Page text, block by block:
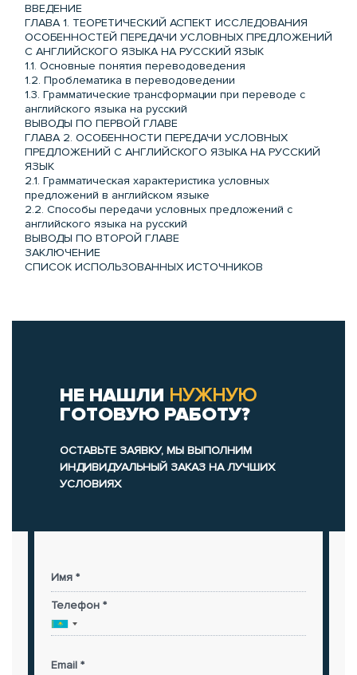
ВВЕДЕНИЕ
ГЛАВА 1. ТЕОРЕТИЧЕСКИЙ АСПЕКТ ИССЛЕДОВАНИЯ
ОСОБЕННОСТЕЙ ПЕРЕДАЧИ УСЛОВНЫХ ПРЕДЛОЖЕНИЙ
С АНГЛИЙСКОГО ЯЗЫКА НА РУССКИЙ ЯЗЫК
1.1. Основные понятия переводоведения
1.2. Проблематика в переводоведении
1.3. Грамматические трансформации при переводе с
английского языка на русский
ВЫВОДЫ ПО ПЕРВОЙ ГЛАВЕ
ГЛАВА 2. ОСОБЕННОСТИ ПЕРЕДАЧИ УСЛОВНЫХ
ПРЕДЛОЖЕНИЙ С АНГЛИЙСКОГО ЯЗЫКА НА РУССКИЙ
ЯЗЫК
2.1. Грамматическая характеристика условных
предложений в английском языке
2.2. Способы передачи условных предложений с
английского языка на русский
ВЫВОДЫ ПО ВТОРОЙ ГЛАВЕ
ЗАКЛЮЧЕНИЕ
СПИСОК ИСПОЛЬЗОВАННЫХ ИСТОЧНИКОВ
НЕ НАШЛИ НУЖНУЮ
ГОТОВУЮ РАБОТУ?
ОСТАВЬТЕ ЗАЯВКУ, МЫ ВЫПОЛНИМ
ИНДИВИДУАЛЬНЫЙ ЗАКАЗ НА ЛУЧШИХ
УСЛОВИЯХ
Имя *
Телефон *
Email *